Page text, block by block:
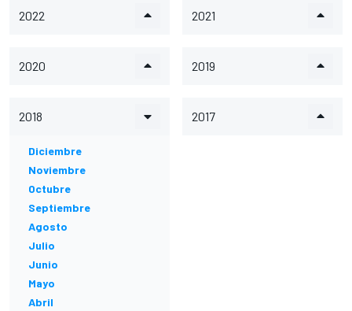
2022 2021
2020 2019
2018
Diciembre
Noviembre
Octubre
Septiembre
Agosto
Julio
Junio
Mayo
Abril
2017